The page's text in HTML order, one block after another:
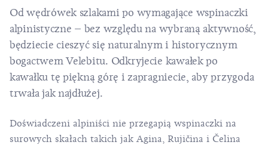
Od wędrówek szlakami po wymagające wspinaczki
alpinistyczne – bez względu na wybraną aktywność,
będziecie cieszyć się naturalnym i historycznym
bogactwem Velebitu. Odkryjecie kawałek po
kawałku tę piękną górę i zapragniecie, aby przygoda
trwała jak najdłużej.
Doświadczeni alpiniści nie przegapią wspinaczki na
surowych skałach takich jak Agina, Rujičina i Čelina